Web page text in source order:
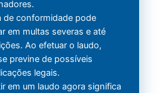
de conformidade pode
em multas severas e até
Ao efetuar o laudo,
previne de possíveis
legais.
em um laudo agora significa